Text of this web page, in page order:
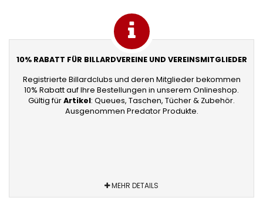
10% RABATT FÜR BILLARDVEREINE UND VEREINSMITGLIEDER
Registrierte Billardclubs und deren Mitglieder bekommen
10% Rabatt auf Ihre Bestellungen in unserem Onlineshop.
Gültig fürArtikel: Queues, Taschen, Tücher & Zubehör.
Ausgenommen Predator Produkte.
MEHR DETAILS